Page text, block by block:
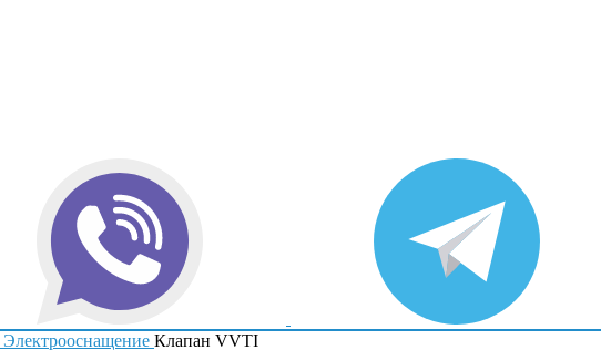
Электрооснащение Клапан VVTI